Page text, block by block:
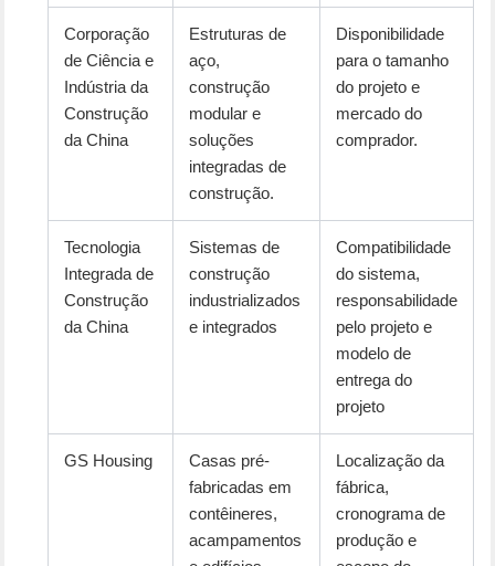
Corporação
de Ciência e
Indústria da
Construção
da China
Estruturas de
aço,
construção
modular e
soluções
integradas de
construção.
Disponibilidade
para o tamanho
do projeto e
mercado do
comprador.
Tecnologia
Integrada de
Construção
da China
Sistemas de
construção
industrializados
e integrados
Compatibilidade
do sistema,
responsabilidade
pelo projeto e
modelo de
entrega do
projeto
GS Housing
Casas pré-
fabricadas em
contêineres,
acampamentos
Localização da
fábrica,
cronograma de
produção e